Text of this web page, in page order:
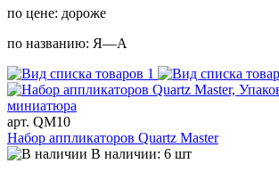
по цене: дороже
по названию: Я—А
арт. QM10
Набор аппликаторов Quartz Master
В наличии: 6 шт